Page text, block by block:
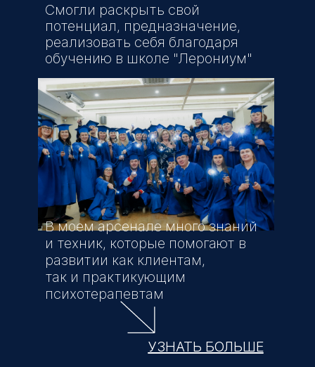
УЗНАТЬ БОЛЬШЕ
В моем арсенале много знаний
и техник, которые помогают в
развитии как клиентам,
так и практикующим
психотерапевтам
Смогли раскрыть свой
потенциал, предназначение,
реализовать себя благодаря
обучению в школе "Лерониум"